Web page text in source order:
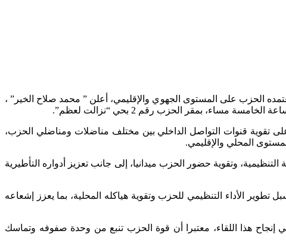
الحزب على المستوى الجهوي والإقليمي، أعلن ” محمد صلاح الخير” ،
تقوية قنوات التواصل الداخلي بين مختلف مناضلات ومناضلي الحزب،
المحلي والإقليمي.
وتقوية حضور الحزب ميدانيا، إلى جانب تعزيز أدواره التأطيرية
الأداء التنظيمي للحزب وتقوية هياكله المحلية، بما يعزز إشعاعه
إنجاح هذا اللقاء، معتبرا أن قوة الحزب تنبع من وحدة صفوفه وتماسك